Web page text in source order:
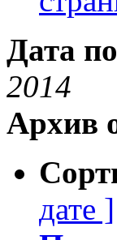
Дата
2014
Архив
дате ]